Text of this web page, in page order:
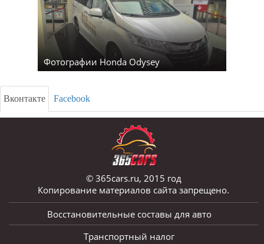
Фотографии Honda Odysey
Вконтакте Facebook
© 365cars.ru, 2015 год
Копирование материалов сайта запрещено.
Восстановительные составы для авто
Транспортный налог